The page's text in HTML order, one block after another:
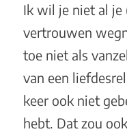
Ik wil je niet al je
vertrouwen
toe niet als
van een
keer ook niet
hebt. Dat zou